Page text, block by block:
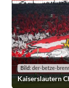
Bild: der-betze-
Kaiserslautern